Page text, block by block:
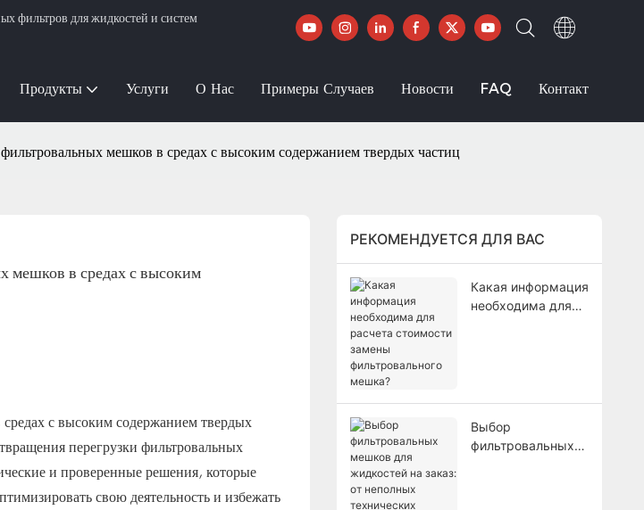
фильтров для жидкостей и систем
Продукты Услуги О Нас Примеры Случаев Новости FAQ Контакт
мешков в средах с высоким содержанием твердых частиц
мешков в средах с высоким
средах с высоким содержанием твердых
перегрузки фильтровальных
и проверенные решения, которые
свою деятельность и избежать
РЕКОМЕНДУЕТСЯ ДЛЯ ВАС
Какая информация
необходима для
Выбор
фильтровальных